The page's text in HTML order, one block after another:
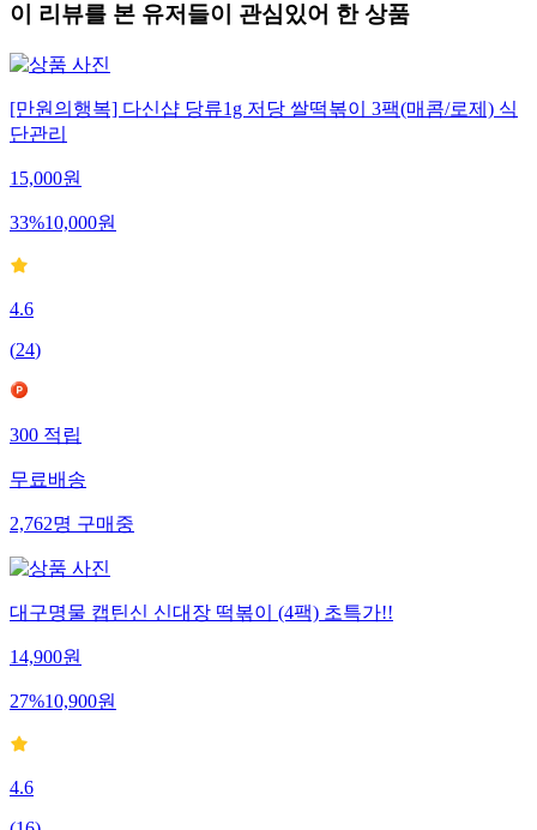
이 리뷰를 본 유저들이 관심있어 한 상품
[만원의행복] 다신샵 당류1g 저당 쌀떡볶이 3팩(매콤/로제) 식
단관리
15,000원
33%10,000원
4.6
(24)
300 적립
무료배송
2,762명 구매중
대구명물 캡틴신 신대장 떡볶이 (4팩) 초특가!!
14,900원
27%10,900원
4.6